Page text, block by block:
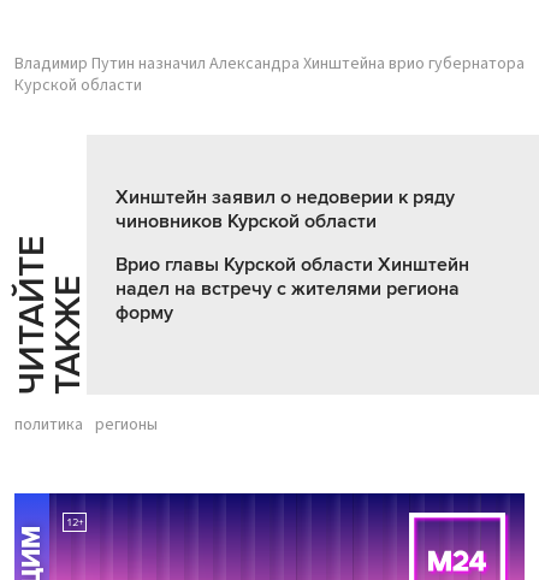
Владимир Путин назначил Александра Хинштейна врио губернатора
Курской области
Ч
И
Т
АЙ
Т
Е
Т
А
К
ЖЕ
Хинштейн заявил о недоверии к ряду
чиновников Курской области
Врио главы Курской области Хинштейн
надел на встречу с жителями региона
форму
политика регионы